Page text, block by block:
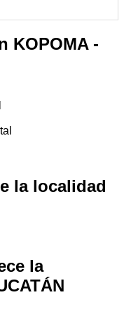
KOPOMA -
la localidad
la